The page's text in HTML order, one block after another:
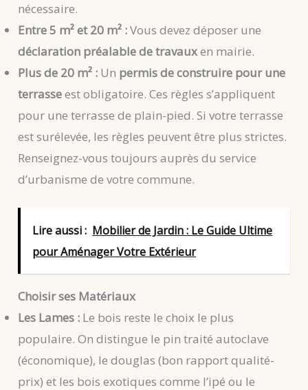
nécessaire.
Entre 5 m² et 20 m² :Vous devez déposer une
déclaration préalable de travauxen mairie.
Plus de 20 m² : Un permis de construire pour une
terrasseest obligatoire. Ces règles s’appliquent
pour une terrasse de plain-pied. Si votre terrasse
est surélevée, les règles peuvent être plus strictes.
Renseignez-vous toujours auprès du service
d’urbanisme de votre commune.
Lire aussi : Mobilier de Jardin : Le Guide Ultime
pour Aménager Votre Extérieur
Choisir ses Matériaux
Les Lames : Le bois reste le choix le plus
populaire. On distingue le pin traité autoclave
(économique), le douglas (bon rapport qualité-
prix) et les bois exotiques comme l’ipé ou le